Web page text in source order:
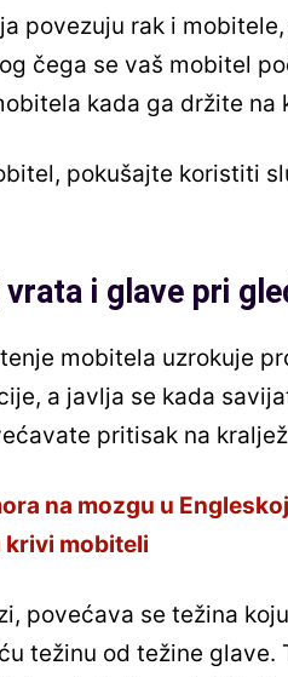
povezuju rak i
čega se vaš mobitel
kada ga držite na
pokušajte koristiti
i glave pri
mobitela uzrokuje
a javlja se kada
pritisak na
na mozgu u
krivi mobiteli
povećava se težina
težinu od težine glave.